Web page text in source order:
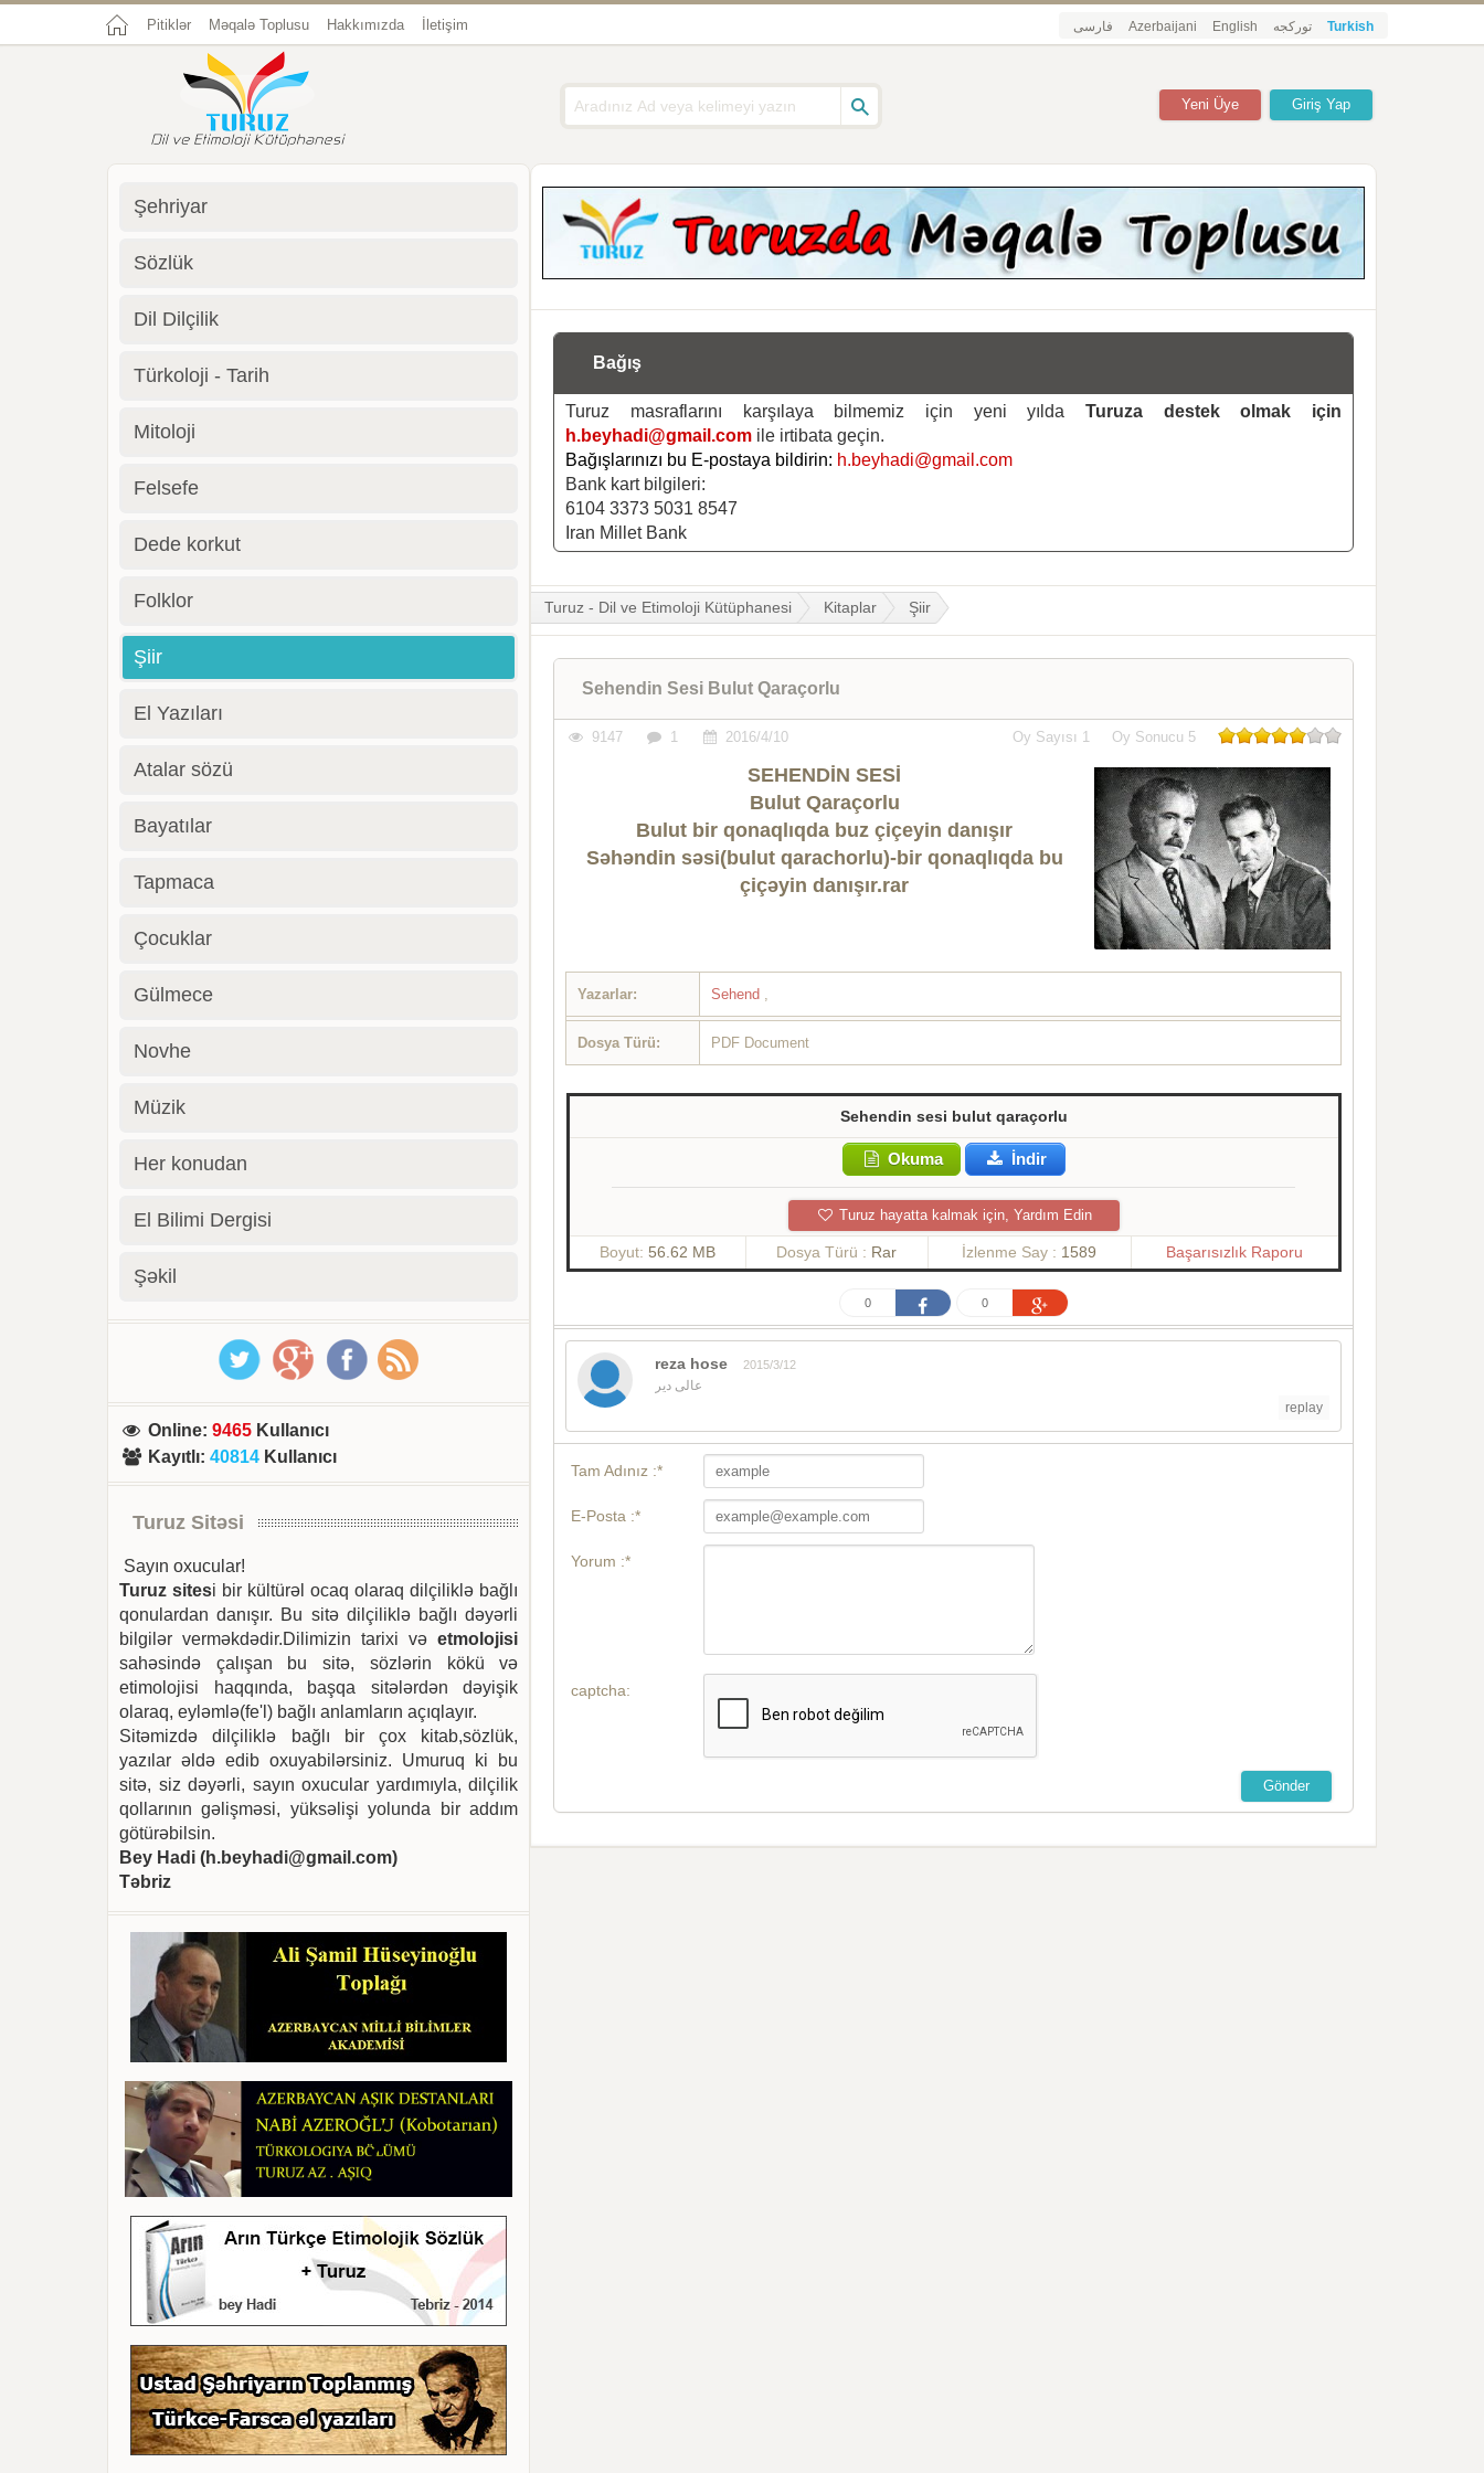
Pitiklər Məqalə Toplusu Hakkımızda İletişim فارسی Azerbaijani English تورکجه Turkish
Giriş Yap
Yeni Üye
Bağış
Turuz masraflarını karşılaya bilmemiz için yeni yıldaTuruza destek olmak için
h.beyhadi@gmail.com ile irtibata geçin.
Bağışlarınızı bu E-postaya bildirin: h.beyhadi@gmail.com
Bank kart bilgileri:
6104 3373 5031 8547
Iran Millet Bank
Turuz - Dil ve Etimoloji Kütüphanesi Kitaplar Şiir
Sehendin Sesi Bulut Qaraçorlu
9147 1 2016/4/10 Oy Sayısı 1 Oy Sonucu 5
SEHENDİN SESİ
Bulut Qaraçorlu
Bulut bir qonaqlıqda buz çiçeyin danışır
Səhəndin səsi(bulut qarachorlu)-bir qonaqlıqda bu
çiçəyin danışır.rar
Yazarlar: Sehend ,
Dosya Türü: PDF Document
Sehendin sesi bulut qaraçorlu
Okuma İndir
Turuz hayatta kalmak için, Yardım Edin
Boyut: 56.62 MB Dosya Türü : Rar İzlenme Say : 1589 Başarısızlık Raporu
0 0
reza hose 2015/3/12
عالی دیر
replay
Tam Adınız :*
E-Posta :*
Yorum :*
captcha:
Şehriyar
Sözlük
Dil Dilçilik
Türkoloji - Tarih
Mitoloji
Felsefe
Dede korkut
Folklor
Şiir
El Yazıları
Atalar sözü
Bayatılar
Tapmaca
Çocuklar
Gülmece
Novhe
Müzik
Her konudan
El Bilimi Dergisi
Şəkil
Online:9465 Kullanıcı
Kayıtlı:40814 Kullanıcı
Turuz Sitəsi
Sayın oxucular!
Turuz sitesi bir kültürəl ocaq olaraq dilçiliklə bağlı
qonulardan danışır. Bu sitə dilçiliklə bağlı dəyərli
bilgilər verməkdədir.Dilimizin tarixi vəetmolojisi
sahəsində çalışan bu sitə, sözlərin kökü və
etimolojisi haqqında, başqa sitələrdən dəyişik
olaraq, eyləmlə(fe'l) bağlı anlamların açıqlayır.
Sitəmizdə dilçiliklə bağlı bir çox kitab,sözlük,
yazılar əldə edib oxuyabilərsiniz. Umuruq ki bu
sitə, siz dəyərli, sayın oxucular yardımıyla, dilçilik
qollarının gəlişməsi, yüksəlişi yolunda bir addım
götürəbilsin.
Bey Hadi (h.beyhadi@gmail.com)
Təbriz